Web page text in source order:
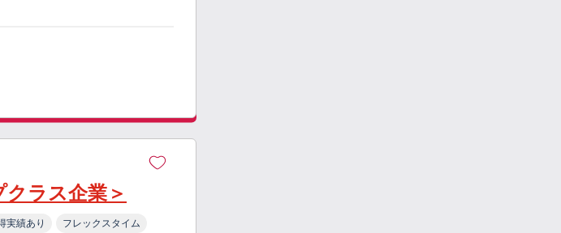
クラス企業＞
実績あり フレックスタイム